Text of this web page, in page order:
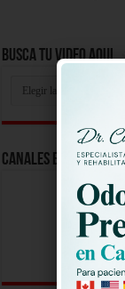
Busca Tu Video Aqui
Aqui
Canales En Vivo